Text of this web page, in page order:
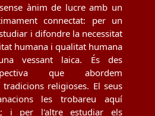
ànim de lucre amb un
connectat: per un
i difondre la necessitat
humana i qualitat humana
vessant laica. És des
que abordem
religioses. El seus
les trobareu aquí
i per l'altre estudiar els